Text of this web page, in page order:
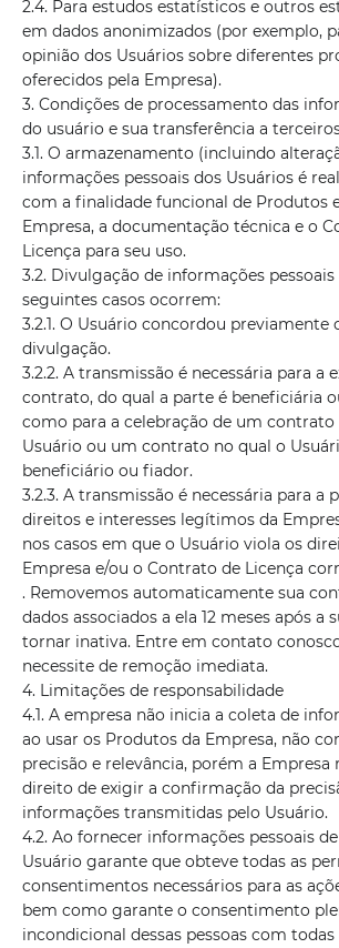
2.4. Para estudos estatísticos e outros
em dados anonimizados (por exemplo,
opinião dos Usuários sobre diferentes
oferecidos pela Empresa).
3. Condições de processamento das
do usuário e sua transferência a
3.1. O armazenamento (incluindo
informações pessoais dos Usuários é
com a finalidade funcional de Produtos
Empresa, a documentação técnica e o
Licença para seu uso.
3.2. Divulgação de informações
seguintes casos ocorrem:
3.2.1. O Usuário concordou previamente
divulgação.
3.2.2. A transmissão é necessária para a
contrato, do qual a parte é beneficiária
como para a celebração de um
Usuário ou um contrato no qual o
beneficiário ou fiador.
3.2.3. A transmissão é necessária para a
direitos e interesses legítimos da
nos casos em que o Usuário viola os
Empresa e/ou o Contrato de Licença
. Removemos automaticamente sua
dados associados a ela 12 meses após a
tornar inativa. Entre em contato
necessite de remoção imediata.
4. Limitações de responsabilidade
4.1. A empresa não inicia a coleta de
ao usar os Produtos da Empresa, não
precisão e relevância, porém a Empresa
direito de exigir a confirmação da
informações transmitidas pelo Usuário.
4.2. Ao fornecer informações pessoais
Usuário garante que obteve todas as
consentimentos necessários para as
bem como garante o consentimento
incondicional dessas pessoas com todas